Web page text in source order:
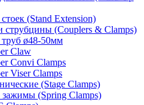
(Stand Extension)
(Couplers & Clamps)
ø48-50мм
Claw
Convi Clamps
Viser Clamps
(Stage Clamps)
(Spring Clamps)